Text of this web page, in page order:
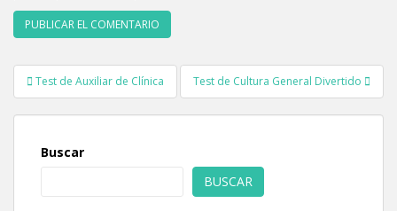
Navegación
de
entradas
Test de Auxiliar de Clínica Test de Cultura General Divertido
Buscar
BUSCAR